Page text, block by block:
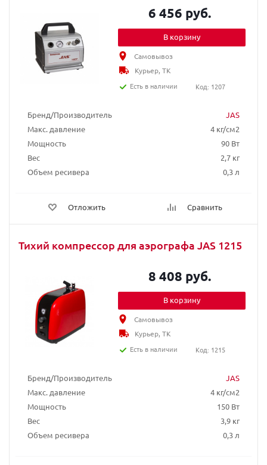
Бренд/Производитель
JAS
Макс. давление
4 кг/см2
Мощность
90 Вт
Вес
2,7 кг
Объем ресивера
0,3 л
Отложить Сравнить
6 456 руб.
В корзину
Самовывоз
Курьер, ТК
Есть в наличии
Код: 1207
Тихий компрессор для аэрографа JAS 1215
Бренд/Производитель
JAS
Макс. давление
4 кг/см2
Мощность
150 Вт
Вес
3,9 кг
Объем ресивера
0,3 л
8 408 руб.
В корзину
Самовывоз
Курьер, ТК
Есть в наличии
Код: 1215